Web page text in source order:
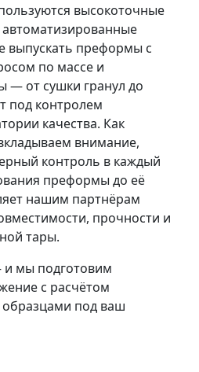
высокоточные
выпускать преформы с
по массе и
— от сушки гранул до
под контролем
качества. Как
внимание,
контроль в каждый
преформы до её
нашим партнёрам
прочности и
тары.
и мы подготовим
с расчётом
образцами под ваш